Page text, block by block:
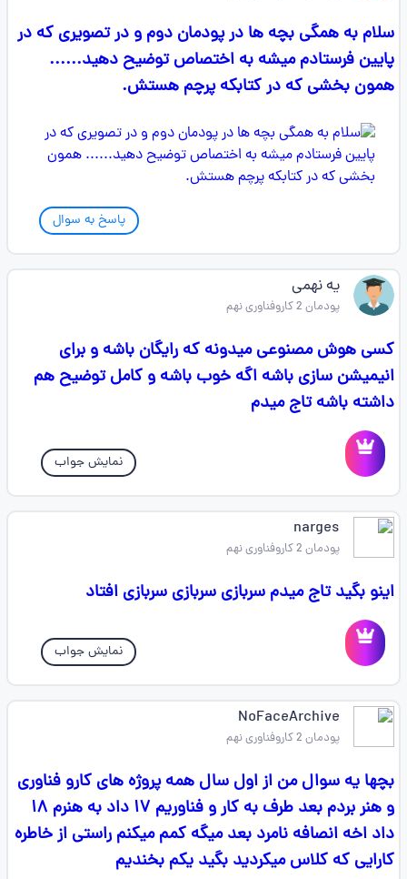
سلام به همگی بچه ها در پودمان دوم و در تصویری که در
پایین فرستادم میشه به اختصاص توضیح دهید......
همون بخشی که در کتابکه پرچم هستش.
پاسخ به سوال
یه نهمی
پودمان 2 کاروفناوری نهم
کسی هوش مصنوعی میدونه که رایگان باشه و برای
انیمیشن سازی باشه اگه خوب باشه و کامل توضیح هم
داشته باشه تاج میدم
نمایش جواب
narges
پودمان 2 کاروفناوری نهم
اینو بگید تاج میدم سربازی سربازی سربازی افتاد
نمایش جواب
NoFaceArchive
پودمان 2 کاروفناوری نهم
بچها یه سوال من از اول سال همه پروژه های کارو فناوری
و هنر بردم بعد طرف به کار و فناوریم ۱۷ داد به هنرم ۱۸
داد اخه انصافه نامرد بعد میگه کمم میکنم راستی از خاطره
کارایی که کلاس میکردید بگید یکم بخندیم